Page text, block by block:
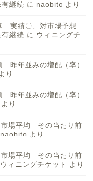
継続 に naobito より
実績〇、対市場予想
継続 に ウィニングチ
昨年並みの増配（率）
より
昨年並みの増配（率）
より
場平均 その当たり前
naobito より
場平均 その当たり前
ウィニングチケット より